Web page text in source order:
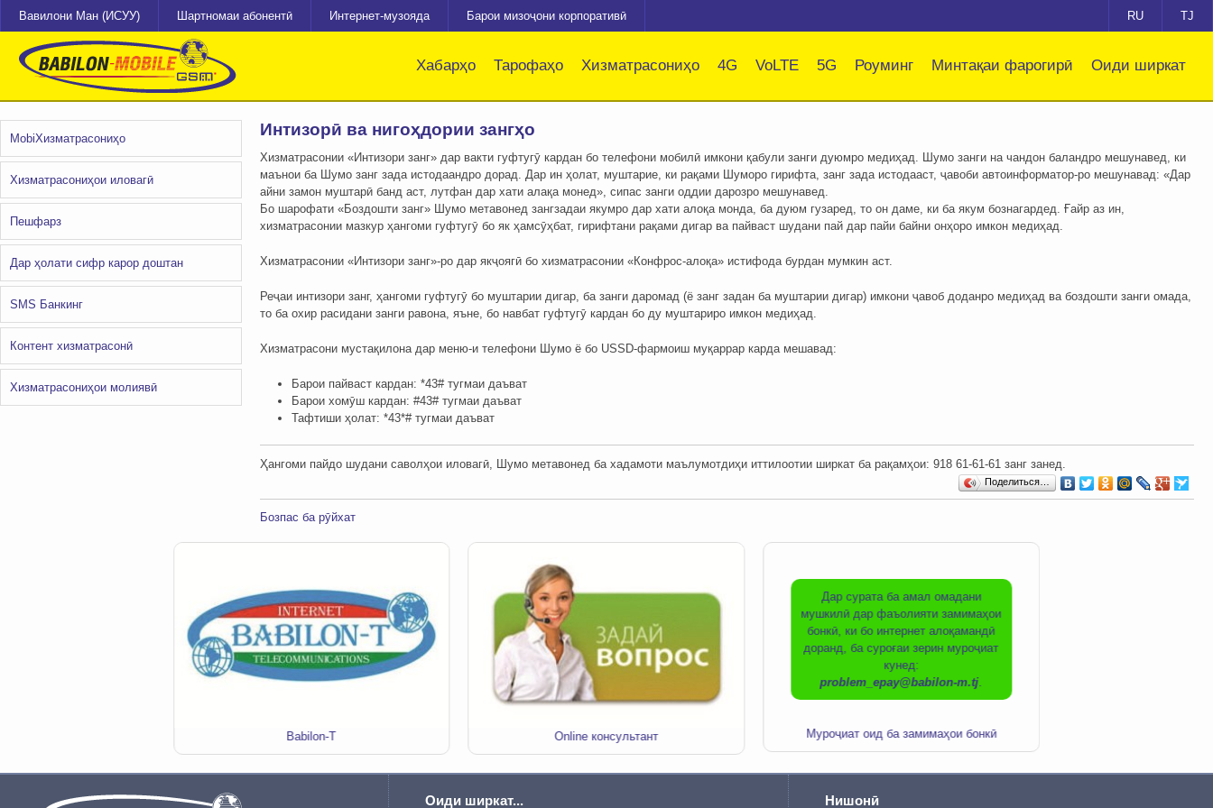
Вавилони Ман (ИСУУ) Шартномаи абонентӣ Интернет-музояда Барои мизоҷони корпоративӣ RU TJ
Хабарҳо Тарофаҳо Хизматрасониҳо 4G VoLTE 5G Роуминг Минтақаи фарогирӣ Оиди ширкат
MobiХизматрасониҳо
Хизматрасониҳои иловагӣ
Пешфарз
Дар ҳолати сифр карор доштан
SMS Банкинг
Контент хизматрасонӣ
Хизматрасониҳои молиявӣ
Интизорӣ ва нигоҳдории зангҳо
Хизматрасонии «Интизори занг» дар вакти гуфтугӯ кардан бо телефони мобилӣ имкони қабули занги дуюмро медиҳад. Шумо занги на чандон баландро мешунавед, ки
маънои ба Шумо занг зада истодаандро дорад. Дар ин ҳолат, муштарие, ки рақами Шуморо гирифта, занг зада истодааст, ҷавоби автоинформатор-ро мешунавад: «Дар
айни замон муштарӣ банд аст, лутфан дар хати алақа монед», сипас занги оддии дарозро мешунавед.
Бо шарофати «Боздошти занг» Шумо метавонед зангзадаи якумро дар хати алоқа монда, ба дуюм гузаред, то он даме, ки ба якум бознагардед. Ғайр аз ин,
хизматрасонии мазкур ҳангоми гуфтугӯ бо як ҳамсӯҳбат, гирифтани рақами дигар ва пайваст шудани пай дар пайи байни онҳоро имкон медиҳад.
Хизматрасонии «Интизори занг»-ро дар якҷоягӣ бо хизматрасонии «Конфрос-алоқа» истифода бурдан мумкин аст.
Реҷаи интизори занг, ҳангоми гуфтугӯ бо муштарии дигар, ба занги даромад (ё занг задан ба муштарии дигар) имкони ҷавоб доданро медиҳад ва боздошти занги омада,
то ба охир расидани занги равона, яъне, бо навбат гуфтугӯ кардан бо ду муштариро имкон медиҳад.
Хизматрасони мустақилона дар меню-и телефони Шумо ё бо USSD-фармоиш муқаррар карда мешавад:
Барои пайваст кардан: *43# тугмаи даъват
Барои хомӯш кардан: #43# тугмаи даъват
Тафтиши ҳолат: *43*# тугмаи даъват
Ҳангоми пайдо шудани саволҳои иловагӣ, Шумо метавонед ба хадамоти маълумотдиҳи иттилоотии ширкат ба рақамҳои: ‎‎918 61-61-61 занг занед.
Поделиться…
Бозпас ба рӯйхат
Babilon-T Online консультант
Дар сурата ба амал омадани
мушкилӣ дар фаъолияти замимаҳои
бонкӣ, ки бо интернет алоқамандӣ
доранд, ба суроғаи зерин муроҷиат
кунед:
problem_epay@babilon-m.tj.
Муроҷиат оид ба замимаҳои бонкӣ
Оиди ширкат... Нишонӣ